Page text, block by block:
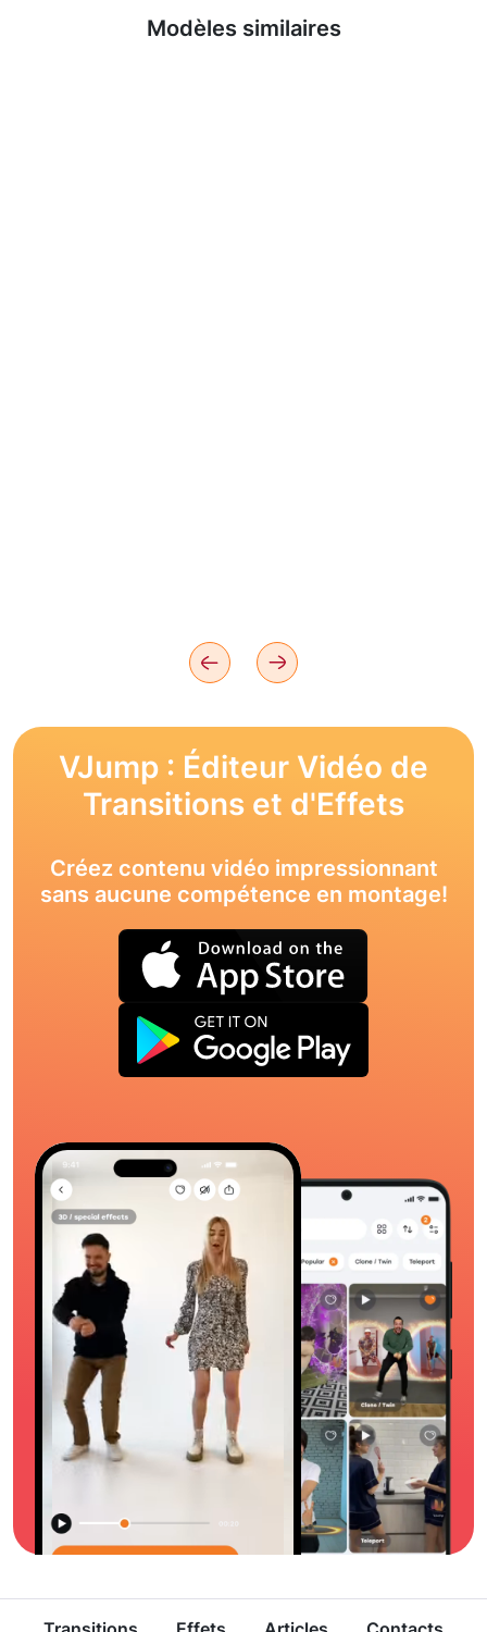
Modèles similaires
En savoir plus
VJump : Éditeur Vidéo de
Transitions et d'Effets
Créez contenu vidéo impressionnant
sans aucune compétence en montage!